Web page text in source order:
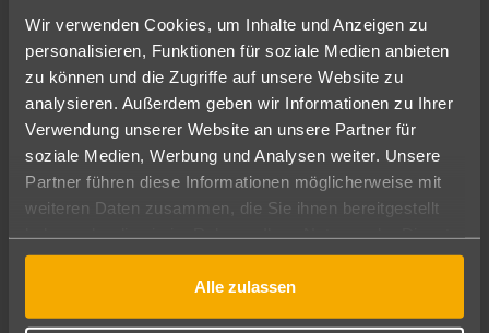
Wir verwenden Cookies, um Inhalte und Anzeigen zu
personalisieren, Funktionen für soziale Medien anbieten
zu können und die Zugriffe auf unsere Website zu
analysieren. Außerdem geben wir Informationen zu Ihrer
Verwendung unserer Website an unsere Partner für
soziale Medien, Werbung und Analysen weiter. Unsere
Partner führen diese Informationen möglicherweise mit
weiteren Daten zusammen, die Sie ihnen bereitgestellt
gesammelt haben.
Alle zulassen
„Bienvenidos a Mexiko“ 🌴